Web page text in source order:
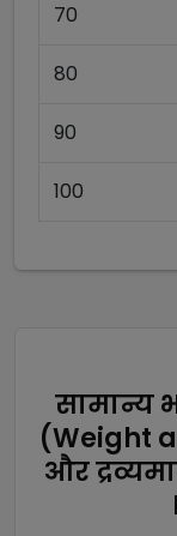
70
80
90
100
सामान्य
(Weight
और